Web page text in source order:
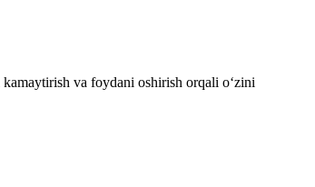
kamaytirish va foydani oshirish orqali o‘zini